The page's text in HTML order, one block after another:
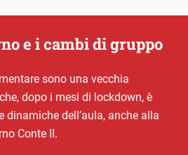
e i cambi di gruppo
sono una vecchia
dopo i mesi di lockdown, è
dinamiche dell’aula, anche alla
Conte II.